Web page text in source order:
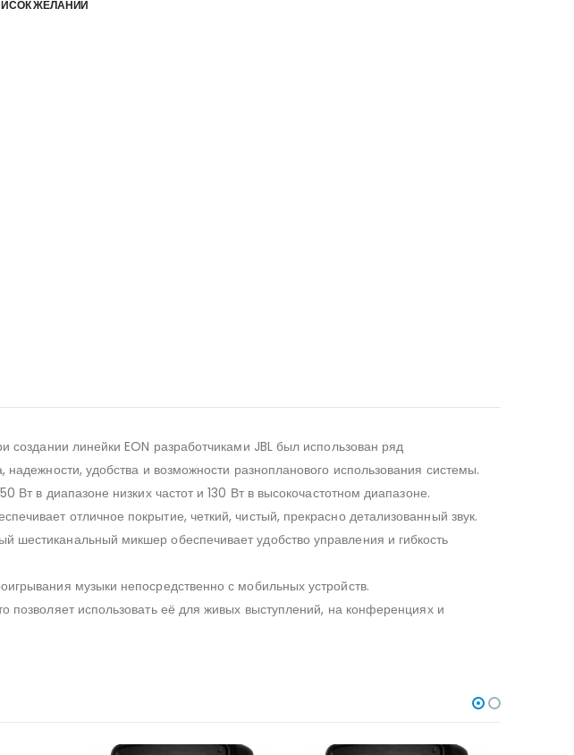
ЖЕЛАНИЙ
создании линейки EON разработчиками JBL был использован ряд
удобства и возможности разнопланового использования системы.
в диапазоне низких частот и 130 Вт в высокочастотном диапазоне.
отличное покрытие, четкий, чистый, прекрасно детализованный звук.
микшер обеспечивает удобство управления и гибкость
музыки непосредственно с мобильных устройств.
позволяет использовать её для живых выступлений, на конференциях и